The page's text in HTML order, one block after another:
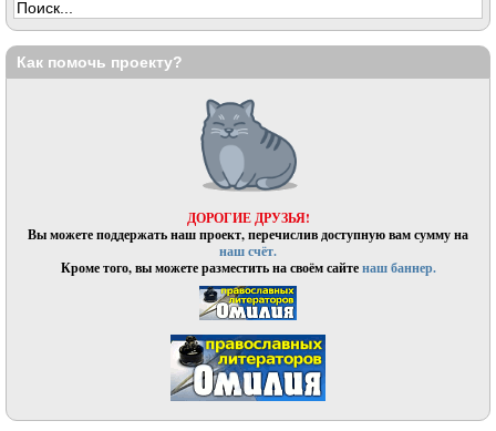
Как помочь проекту?
ДОРОГИЕ ДРУЗЬЯ!
Вы можете поддержать наш проект, перечислив доступную вам сумму на
наш счёт.
Кроме того, вы можете разместить на своём сайтенаш баннер.